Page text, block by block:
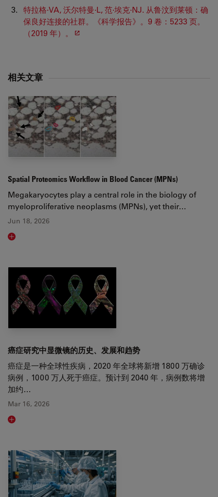
特拉格·VA,沃尔特曼·L,范·埃克·NJ. 从鲁汶到莱顿：确
保良好连接的社群。《科学报告》。 9 卷： 5233 页。
（2019 年）。
相关文章
Spatial Proteomics Workflow in Blood Cancer (MPNs)
Megakaryocytes play a central role in the biology of
myeloproliferative neoplasms (MPNs), yet their…
Jun 18, 2026
Read article
癌症研究中显微镜的历史、发展和趋势
癌症是一种全球性疾病，2020 年全球将新增 1800 万确诊
病例，1000 万人死于癌症。预计到 2040 年，病例数将增
加约…
Mar 16, 2026
Read article